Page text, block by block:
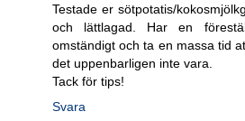
Testade er sötpotatis/
och lättlagad. Har en
omständigt och ta en massa tid
det uppenbarligen inte vara.
Tack för tips!
Svara